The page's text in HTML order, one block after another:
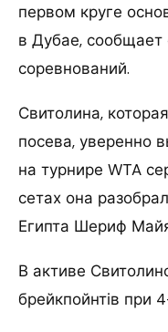
первом круге
в Дубае, сообщает
соревнований.
Свитолина,
посева, уверенно
на турнире WTA
сетах она
Египта Шериф
В активе
брейкпойнтів при